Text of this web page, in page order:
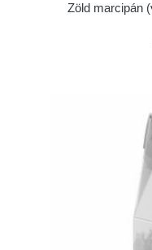
Zöld marcipán